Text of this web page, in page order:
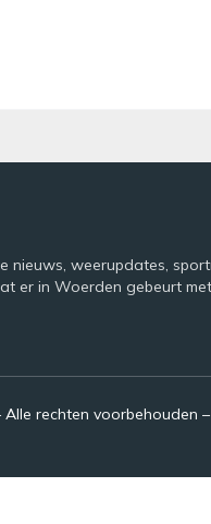
nieuws, weerupdates,
er in Woerden gebeurt
rechten voorbehouden –